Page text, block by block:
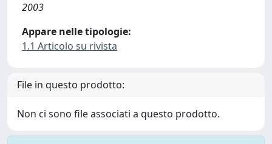
2003
Appare nelle tipologie:
1.1 Articolo su rivista
File in questo prodotto:
Non ci sono file associati a questo prodotto.